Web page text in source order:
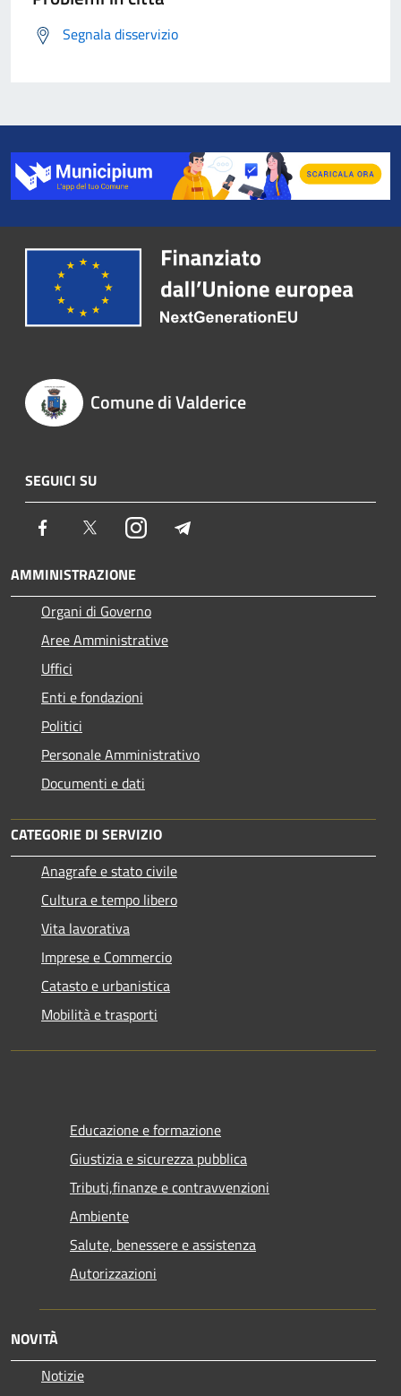
Segnala disservizio
Comune di Valderice
SEGUICI SU
Facebook TwitterInstagram
AMMINISTRAZIONE
Organi di Governo
Aree Amministrative
Uffici
Enti e fondazioni
Politici
Personale Amministrativo
Documenti e dati
CATEGORIE DI SERVIZIO
Anagrafe e stato civile
Cultura e tempo libero
Vita lavorativa
Imprese e Commercio
Catasto e urbanistica
Mobilità e trasporti
Educazione e formazione
Giustizia e sicurezza pubblica
Tributi,finanze e contravvenzioni
Ambiente
Salute, benessere e assistenza
Autorizzazioni
NOVITÀ
Notizie